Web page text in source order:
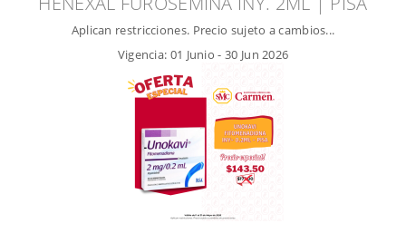
Aplican restricciones. Precio sujeto a cambios...
Vigencia: 01 Junio - 30 Jun 2026